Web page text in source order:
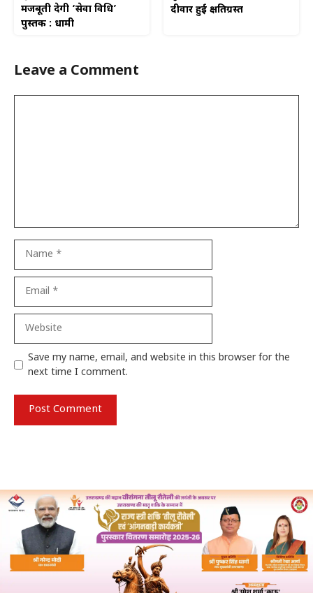
मजबूती देगी ‘सेवा विधि’
पुस्तक : धामी
दीवार हुई क्षतिग्रस्त
Leave a Comment
Website
Save my name, email, and website in this browser for the
next time I comment.